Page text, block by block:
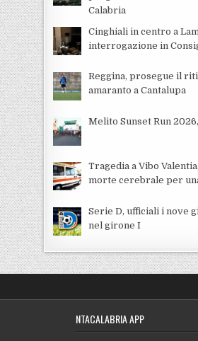
Calabria
Cinghiali in centro a
interrogazione in
Reggina, prosegue il
amaranto a Cantalupa
Melito Sunset Run
Tragedia a Vibo
morte cerebrale per
Serie D, ufficiali i nove
nel girone I
NTACALABRIA APP